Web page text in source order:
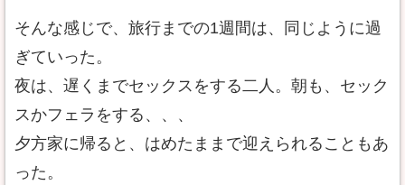
そんな感じで、旅行までの1週間は、同じように過
ぎていった。
夜は、遅くまでセックスをする二人。朝も、セック
スかフェラをする、、、
夕方家に帰ると、はめたままで迎えられることもあ
った。